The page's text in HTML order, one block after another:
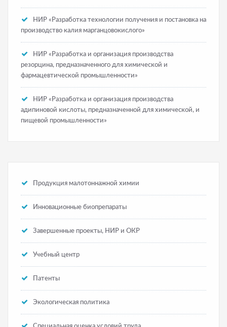
НИР «Разработка технологии получения и постановка на
производство калия марганцовокислого»
НИР «Разработка и организация производства
резорцина, предназначенного для химической и
фармацевтической промышленности»
НИР «Разработка и организация производства
адипиновой кислоты, предназначенной для химической, и
пищевой промышленности»
Продукция малотоннажной химии
Инновационные биопрепараты
Завершенные проекты, НИР и ОКР
Учебный центр
Патенты
Экологическая политика